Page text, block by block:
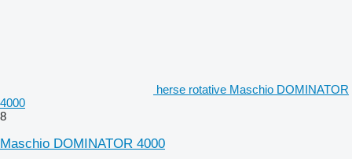
herse rotative Maschio DOMINATOR
4000
8
Maschio DOMINATOR 4000